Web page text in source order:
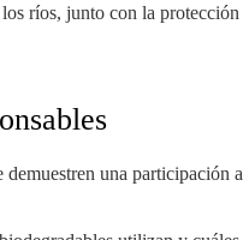
ríos, junto con la
una participación